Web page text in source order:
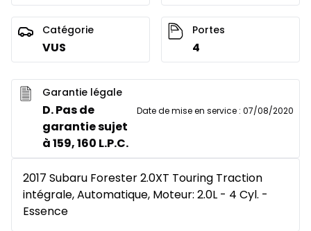
Catégorie
VUS
Portes
4
Garantie légale
D. Pas de
garantie sujet
à 159, 160 L.P.C.
Date de mise en service : 07/08/2020
2017 Subaru Forester 2.0XT Touring Traction
intégrale, Automatique, Moteur: 2.0L - 4 Cyl. -
Essence